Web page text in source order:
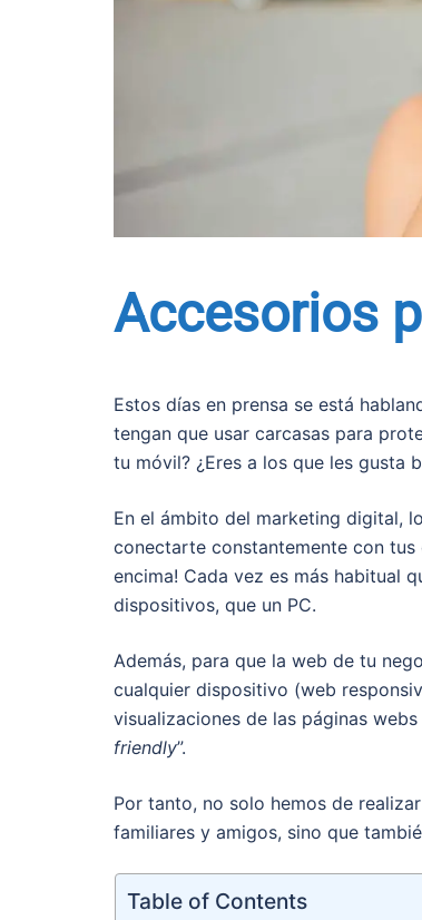
Accesorios
Estos días en prensa se está
tengan que usar carcasas para
tu móvil? ¿Eres a los que les gusta
En el ámbito del marketing digital,
conectarte constantemente con tus
encima! Cada vez es más habitual
dispositivos, que un PC.
Además, para que la web de tu
cualquier dispositivo (web
visualizaciones de las páginas
friendly”.
Por tanto, no solo hemos de
familiares y amigos, sino que
Table of Contents